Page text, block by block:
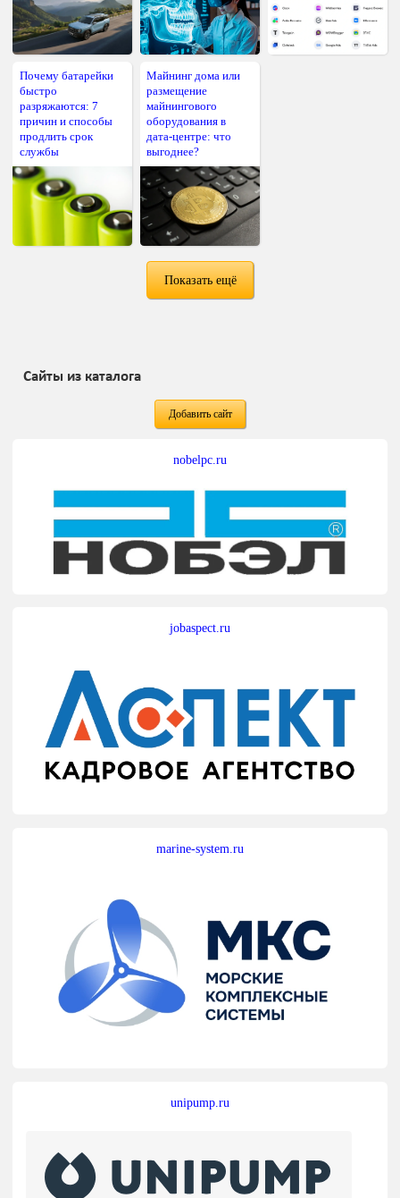
Почему батарейки
быстро
разряжаются: 7
причин и способы
продлить срок
службы
Майнинг дома или
размещение
майнингового
оборудования в
дата-центре: что
выгоднее?
Показать ещё
Сайты из каталога
Добавить сайт
nobelpc.ru
jobaspect.ru
marine-system.ru
unipump.ru